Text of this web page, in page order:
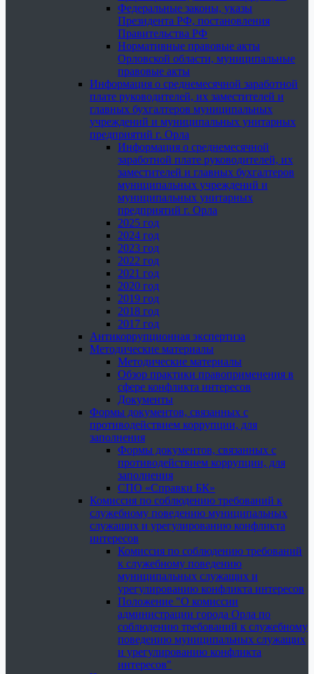
Федеральные законы, указы
Президента РФ, постановления
Правительства РФ
Нормативные правовые акты
Орловской области, муниципальные
правовые акты
Информация о среднемесячной заработной
плате руководителей, их заместителей и
главных бухгалтеров муниципальных
учреждений и муниципальных унитарных
предприятий г. Орла
Информация о среднемесячной
заработной плате руководителей, их
заместителей и главных бухгалтеров
муниципальных учреждений и
муниципальных унитарных
предприятий г. Орла
2025 год
2024 год
2023 год
2022 год
2021 год
2020 год
2019 год
2018 год
2017 год
Антикоррупционная экспертиза
Методические материалы
Методические материалы
Обзор практики правоприменения в
сфере конфликта интересов
Документы
Формы документов, связанных с
противодействием коррупции, для
заполнения
Формы документов, связанных с
противодействием коррупции, для
заполнения
СПО «Справки БК»
Комиссия по соблюдению требований к
служебному поведению муниципальных
служащих и урегулированию конфликта
интересов
Комиссия по соблюдению требований
к служебному поведению
муниципальных служащих и
урегулированию конфликта интересов
Положение "О комиссии
администрации города Орла по
соблюдению требований к служебному
поведению муниципальных служащих
и урегулированию конфликта
интересов"